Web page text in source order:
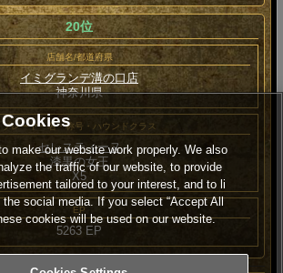
20位
店舗名/都道府県
イミグランデ溝の口店
神奈川県
プレーヤー名・称号・ハウンドクラス
セレスティーヌ
漆黒の女王
Χ5
EP
5263 EP
make our website work properly. We also
the traffic of our website, to provide
tailored to your interest, and to li
social media. If you select “Accept All
cookies will be used on our website.